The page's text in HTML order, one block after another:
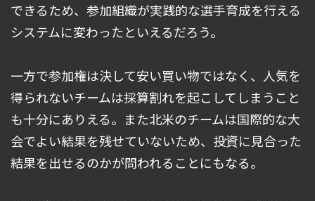
できるため、参加組織が実践的な選手育成を行える
システムに変わったといえるだろう。
一方で参加権は決して安い買い物ではなく、人気を
得られないチームは採算割れを起こしてしまうこと
も十分にありえる。また北米のチームは国際的な大
会でよい結果を残せていないため、投資に見合った
結果を出せるのかが問われることにもなる。